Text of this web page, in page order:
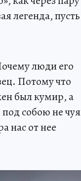
легенда, пусть
люди его
Потому что
был кумир, а
собою не чуя
нас от нее